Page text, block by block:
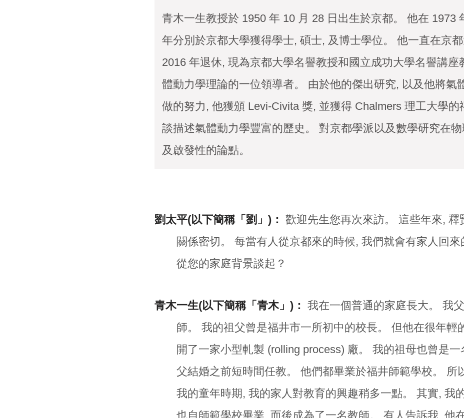
青木一生教授於 1950 年 10 月 28 日出生於京都。 他在 1973
年分別於京都大學獲得學士, 碩士, 及博士學位。 他一直在京
2016 年退休, 現為京都大學名譽教授和國立成功大學名譽講座
體動力學理論的一位領導者。 由於他的傑出研究, 以及他將氣
做的努力, 他獲頒 Levi-Civita 獎, 並獲得 Chalmers 理工大學
談描述氣體動力學豐富的歷史。 對京都學派以及數學研究在
及啟發性的論點。
劉太平(以下簡稱「劉」)： 歡迎先生您再次來訪。 這些年來, 釋
關係密切。 每當有人從京都來的時候, 我們就會有家人回
從您的家庭背景談起？
青木一生(以下簡稱「青木」)： 我在一個普通的家庭長大。 我
師。 我的祖父曾是福井市一所初中的校長。 但他在很年輕
開了一家小型軋製 (rolling process) 廠。 我的祖母也曾是
父結婚之前短時間任教。 他們都畢業於福井師範學校。 所
我的童年時期, 我的家人對教育的興趣稍多一點。 其實, 我
也自師範學校畢業, 而後成為了一名教師。 有人告訴我, 他